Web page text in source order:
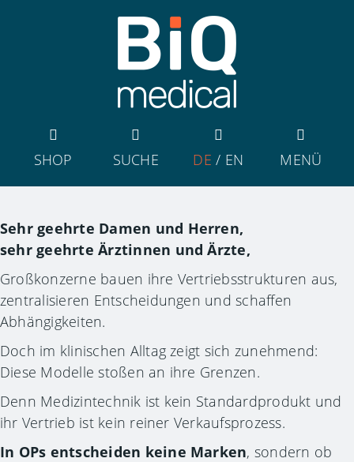
MENÜ
DE / EN
SUCHE
SHOP
Sehr geehrte Damen und Herren,
sehr geehrte Ärztinnen und Ärzte,
Großkonzerne bauen ihre Vertriebsstrukturen aus,
zentralisieren Entscheidungen und schaffen
Abhängigkeiten.
Doch im klinischen Alltag zeigt sich zunehmend:
Diese Modelle stoßen an ihre Grenzen.
Denn Medizintechnik ist kein Standardprodukt und
ihr Vertrieb ist kein reiner Verkaufsprozess.
In OPs entscheiden keine Marken, sondern ob